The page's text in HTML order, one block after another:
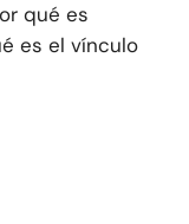
qué es
es el vínculo